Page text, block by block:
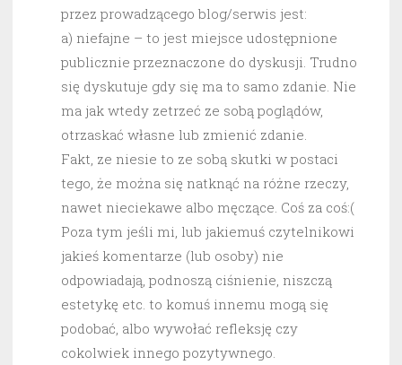
przez prowadzącego blog/serwis jest:
a) niefajne – to jest miejsce udostępnione
publicznie przeznaczone do dyskusji. Trudno
się dyskutuje gdy się ma to samo zdanie. Nie
ma jak wtedy zetrzeć ze sobą poglądów,
otrzaskać własne lub zmienić zdanie.
Fakt, ze niesie to ze sobą skutki w postaci
tego, że można się natknąć na różne rzeczy,
nawet nieciekawe albo męczące. Coś za coś:(
Poza tym jeśli mi, lub jakiemuś czytelnikowi
jakieś komentarze (lub osoby) nie
odpowiadają, podnoszą ciśnienie, niszczą
estetykę etc. to komuś innemu mogą się
podobać, albo wywołać refleksję czy
cokolwiek innego pozytywnego.